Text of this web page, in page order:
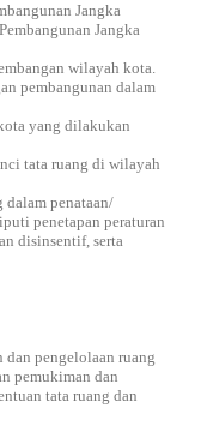
Jangka
Jangka
wilayah kota.
pembangunan dalam
yang dilakukan
tata ruang di wilayah
dalam penataan/
penetapan peraturan
disinsentif, serta
dan pengelolaan ruang
pemukiman dan
tata ruang dan